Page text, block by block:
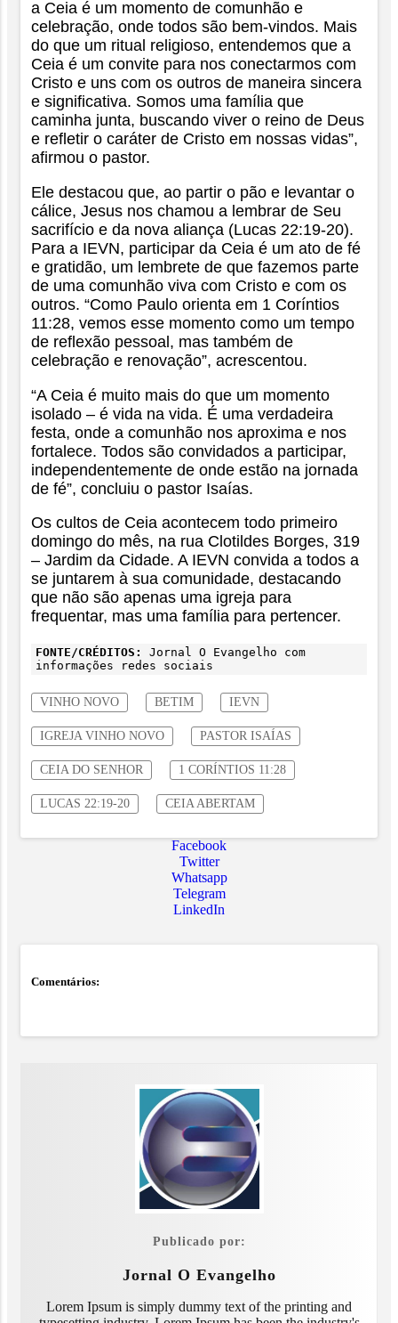
a Ceia é um momento de comunhão e
celebração, onde todos são bem-vindos. Mais
do que um ritual religioso, entendemos que a
Ceia é um convite para nos conectarmos com
Cristo e uns com os outros de maneira sincera
e significativa. Somos uma família que
caminha junta, buscando viver o reino de Deus
e refletir o caráter de Cristo em nossas vidas”,
afirmou o pastor.
Ele destacou que, ao partir o pão e levantar o
cálice, Jesus nos chamou a lembrar de Seu
sacrifício e da nova aliança (Lucas 22:19-20).
Para a IEVN, participar da Ceia é um ato de fé
e gratidão, um lembrete de que fazemos parte
de uma comunhão viva com Cristo e com os
outros. “Como Paulo orienta em 1 Coríntios
11:28, vemos esse momento como um tempo
de reflexão pessoal, mas também de
celebração e renovação”, acrescentou.
“A Ceia é muito mais do que um momento
isolado – é vida na vida. É uma verdadeira
festa, onde a comunhão nos aproxima e nos
fortalece. Todos são convidados a participar,
independentemente de onde estão na jornada
de fé”, concluiu o pastor Isaías.
Os cultos de Ceia acontecem todo primeiro
domingo do mês, na rua Clotildes Borges, 319
– Jardim da Cidade. A IEVN convida a todos a
se juntarem à sua comunidade, destacando
que não são apenas uma igreja para
frequentar, mas uma família para pertencer.
FONTE/CRÉDITOS:
Jornal O Evangelho com
informações redes sociais
VINHO NOVO BETIM IEVN
IGREJA VINHO NOVO PASTOR ISAÍAS
CEIA DO SENHOR 1 CORÍNTIOS 11:28
LUCAS 22:19-20 CEIA ABERTAM
Facebook
Twitter
Whatsapp
Telegram
LinkedIn
Comentários:
Publicado por:
Jornal O Evangelho
Lorem Ipsum is simply dummy text of the printing and